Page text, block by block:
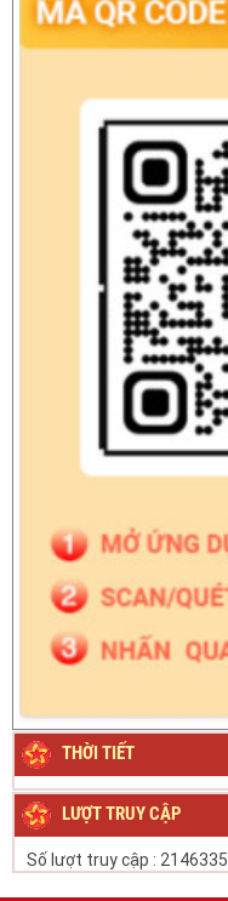
THỜI TIẾT
LƯỢT TRUY CẬP
Số lượt truy cập : 2146335